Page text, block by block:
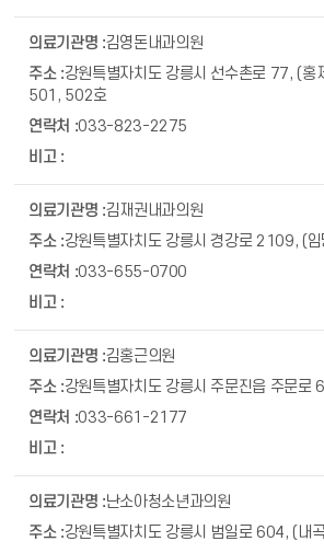
김영돈내과의원
강원특별자치도 강릉시 선수촌로 77, (홍
501, 502호
033-823-2275
김재권내과의원
강원특별자치도 강릉시 경강로 2109, (
033-655-0700
김홍근의원
강원특별자치도 강릉시 주문진읍 주문로
033-661-2177
난소아청소년과의원
강원특별자치도 강릉시 범일로 604, (내